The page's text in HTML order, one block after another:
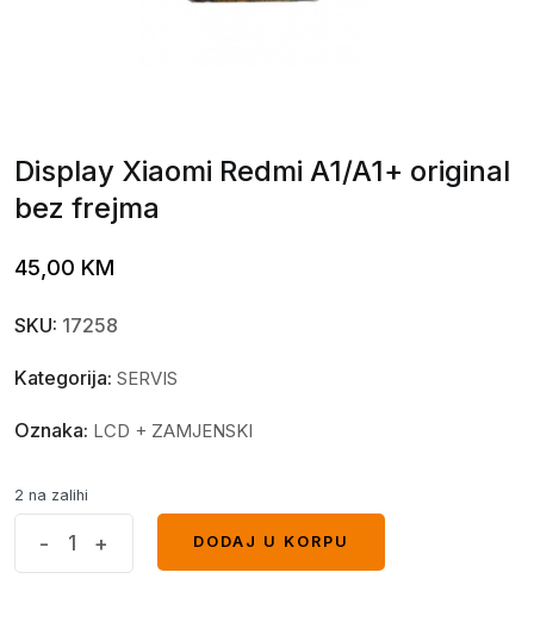
Display Xiaomi Redmi A1/A1+ original
bez frejma
45,00 KM
SKU: 17258
Kategorija: SERVIS
Oznaka: LCD + ZAMJENSKI
2 na zalihi
- +
DODAJ U KORPU